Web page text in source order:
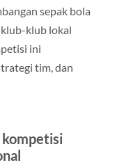
sepak bola
klub lokal
ini
tim, dan